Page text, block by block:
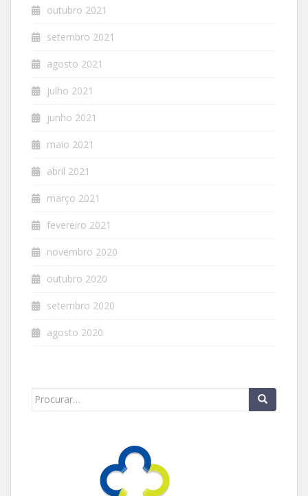
outubro 2021
setembro 2021
agosto 2021
julho 2021
junho 2021
maio 2021
abril 2021
março 2021
fevereiro 2021
novembro 2020
outubro 2020
setembro 2020
agosto 2020